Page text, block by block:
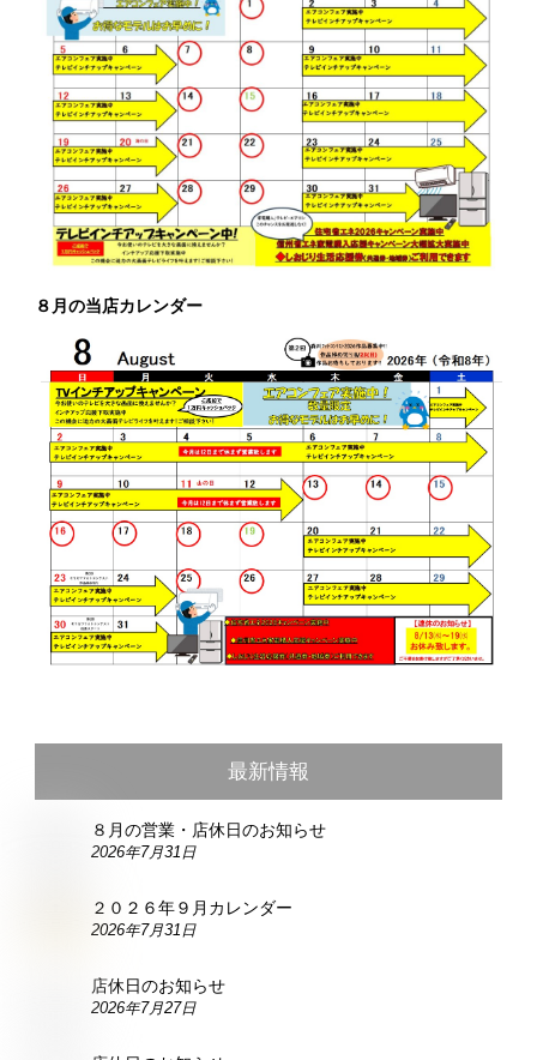
８月の当店カレンダー
最新情報
８月の営業・店休日のお知らせ
2026年7月31日
２０２６年９月カレンダー
2026年7月31日
店休日のお知らせ
2026年7月27日